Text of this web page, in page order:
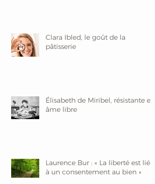
Clara Ibled, le goût de la
pâtisserie
Élisabeth de Miribel, résistante et
âme libre
Laurence Bur : « La liberté est liée
à un consentement au bien »